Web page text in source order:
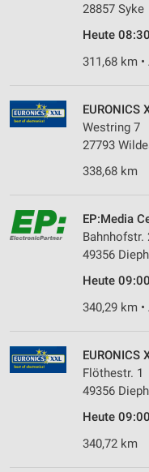
28857 Syke
Heute
311,68 km
EURONICS
Westring 7
27793
338,68 km
EP:Media
Bahnhofstr.
49356
Heute
340,29 km
EURONICS
Flöthestr. 1
49356
Heute
340,72 km